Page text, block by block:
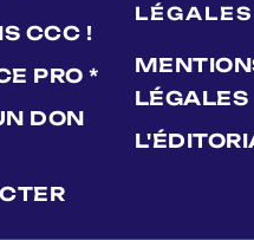
CCC !
PRO *
DON
LÉGALES
LÉGALES